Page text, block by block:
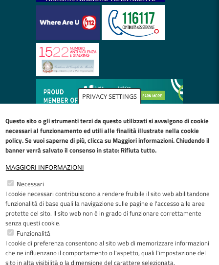
PRIVACY SETTINGS
Questo sito o gli strumenti terzi da questo utilizzati si avvalgono di cookie
necessari al funzionamento ed utili alle finalità illustrate nellacookie
policy. Se vuoi saperne di più, clicca su Maggiori informazioni. Chiudendo il
banner verrà salvato il consenso in stato: Rifiuta tutto.
MAGGIORI INFORMAZIONI
Necessari
I cookie necessari contribuiscono a rendere fruibile il sito web abilitandone
funzionalità di base quali la navigazione sulle pagine e l'accesso alle aree
protette del sito. Il sito web non è in grado di funzionare correttamente
senza questi cookie.
Funzionalità
I cookie di preferenza consentono al sito web di memorizzare informazioni
che ne influenzano il comportamento o l'aspetto, quali l'impostazione del
sito in alta visibilità o la dimensione del carattere selezionata.
Restiamo in contatto
FacebookYouTubeLinkedInInstagram
Riconoscimenti